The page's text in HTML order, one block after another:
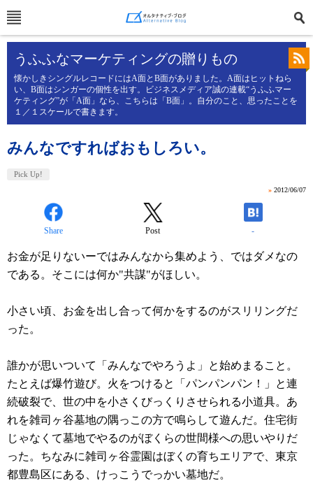
うふふなマーケティングの贈りもの
懐かしきシングルレコードにはA面とB面がありました。A面はヒットねら
い、B面はシンガーの個性を出す。ビジネスメディア誠の連載“うふふマー
ケティング”が「A面」なら、こちらは「B面」。自分のこと、思ったことを
１／１スケールで書きます。
みんなですればおもしろい。
Pick Up!
» 2012/06/07
Share Post -
お金が足りないーではみんなから集めよう、ではダメなの
である。そこには何か"共謀"がほしい。
小さい頃、お金を出し合って何かをするのがスリリングだ
った。
誰かが思いついて「みんなでやろうよ」と始めまること。
たとえば爆竹遊び。火をつけると「パンパンパン！」と連
続破裂で、世の中を小さくびっくりさせられる小道具。あ
れを雑司ヶ谷墓地の隅っこの方で鳴らして遊んだ。住宅街
じゃなくて墓地でやるのがぼくらの世間様への思いやりだ
った。ちなみに雑司ヶ谷霊園はぼくの育ちエリアで、東京
都豊島区にある、けっこうでっかい墓地だ。